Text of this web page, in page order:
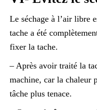
Le séchage à l’air libre
tache a été
fixer la tache.
– Après avoir traité la
machine, car la chaleur
tâche plus tenace.